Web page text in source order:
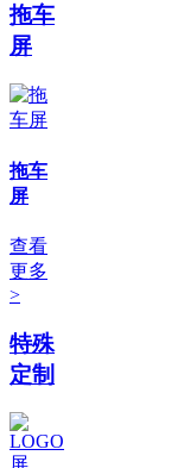
拖车
屏
拖车
屏
查看
更多
>
特殊
定制